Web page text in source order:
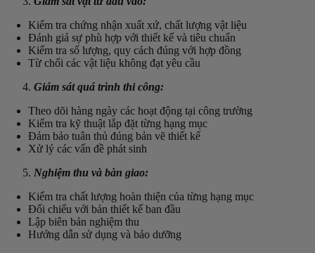
Kiểm tra chứng nhận xuất xứ, chất lượng vật liệu
Đánh giá sự phù hợp với thiết kế và tiêu chuẩn
Kiểm tra số lượng, quy cách đúng với hợp đồng
Từ chối các vật liệu không đạt yêu cầu
Giám sát quá trình thi công:
Theo dõi hàng ngày các hoạt động tại công trường
Kiểm tra kỹ thuật lắp đặt từng hạng mục
Đảm bảo tuân thủ đúng bản vẽ thiết kế
Xử lý các vấn đề phát sinh
Nghiệm thu và bàn giao:
Kiểm tra chất lượng hoàn thiện của từng hạng mục
Đối chiếu với bản thiết kế ban đầu
Lập biên bản nghiệm thu
Hướng dẫn sử dụng và bảo dưỡng